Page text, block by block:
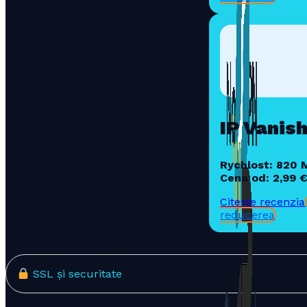
IP Vanish
Rychlost: 820
Cena od: 2,99 €
Citește recenzia
reducerea
SSL și securitate